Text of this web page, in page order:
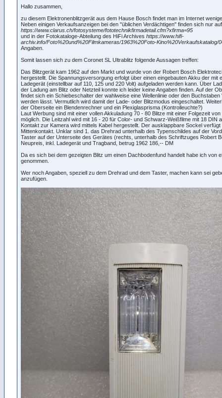
Hallo zusammen,
zu diesem Elektronenblitzgerät aus dem Hause Bosch findet man im Internet
Neben einigen Verkaufsanzeigen bei den "üblichen Verdächtigen" finden sich nur
https://www.clarus.ch/fotosysteme/fototechnikfirmadetail.cfm?xfirma=95
und in der Fotokataloge-Abteilung des HiFi Archives https://www.hifi-
archiv.info/Foto%20und%20Filmkameras/1963%20Foto-Kino%20Verkaufskatalog/
Angaben.
Somit lassen sich zu dem Coronet SL Ultrablitz folgende Aussagen treffen:
Das Blitzgerät kam 1962 auf den Markt und wurde von der Robert Bosch
hergestellt. Die Spannungsversorgung erfolgt über einen eingebauten Akku der mit
Ladegerät (einstellbar auf 110, 125 und 220 Volt) aufgeladen werden kann. Über
der Ladung am Blitz oder Netzteil konnte ich leider keine Angaben finden. Auf der
findet sich ein Schiebeschalter der wahlweise eine Wellenlinie oder den Buchstaben
werden lässt. Vermutlich wird damit der Lade- oder Blitzmodus eingeschaltet.
der Oberseite ein Blendenrechner und ein Plexiglasprisma (Kontrolleuchte?)
Laut Werbung sind mit einer vollen Akkuladung 70 - 80 Blitze mit einer Folgezeit
möglich. Die Leitzahl wird mit 16 - 20 für Color- und Schwarz-Weißfilme mit 18 DIN
Kontakt zur Kamera wird mittels Kabel hergestellt. Der ausklappbare Sockel verfügt
Mittenkontakt. Unklar sind 1. das Drehrad unterhalb des Typenschildes auf der
Taster auf der Unterseite des Gerätes (rechts, unterhalb des Schriftzuges Robert
Neupreis, inkl. Ladegerät und Tragband, betrug 1962 186,-- DM
Da es sich bei dem gezeigten Blitz um einen Dachbodenfund handelt habe ich von
genommen.
Wer noch Angaben, speziell zu dem Drehrad und dem Taster, machen kann sei
anzufügen.